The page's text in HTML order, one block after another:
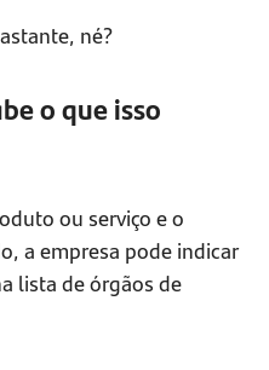
né?
o que isso
ou serviço e o
a empresa pode indicar
lista de órgãos de